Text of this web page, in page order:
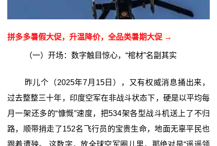
拼多多暑假大促，升温降价，全品类暑期大促 →
（一）开场：数字触目惊心，“棺材”名副其实
昨儿个（2025年7月15日），又有权威消息捅出来，
过去整整三十年，印度空军在非战斗状态下，硬是以平均每
月一架还多的“慷慨”速度，把534架各型战斗机送上了不归
路，顺带捎走了152名飞行员的宝贵生命，地面无辜平民也
跟着遭殃。 这数字，放全球空军圈儿里，那绝对是“遥遥领